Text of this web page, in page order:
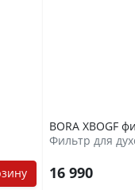
BORA XBOGF
Фильтр для
16 990